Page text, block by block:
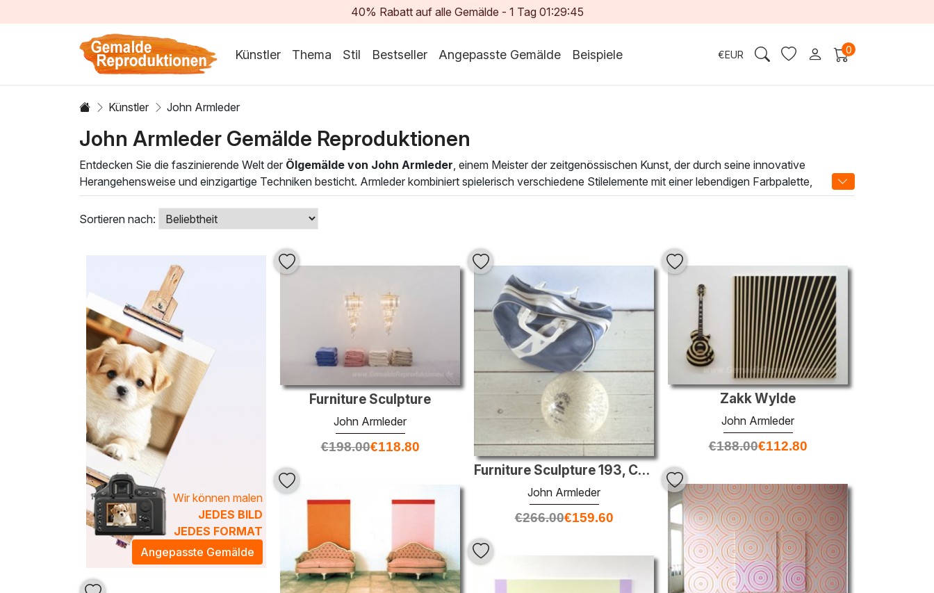
40% Rabatt auf alle Gemälde - 1 Tag 01:29:44
Künstler Thema Stil Bestseller Angepasste Gemälde Beispiele €EUR 0
Künstler John Armleder
John Armleder Gemälde Reproduktionen
Entdecken Sie die faszinierende Welt der Ölgemälde von John Armleder, einem Meister der zeitgenössischen Kunst, der durch seine innovative
Herangehensweise und einzigartige Techniken besticht. Armleder kombiniert spielerisch verschiedene Stilelemente mit einer lebendigen Farbpalette,
wodurch seine Werke lebendige und ausdrucksstarke Atmosphären schaffen. Jedes seiner Gemälde erzählt eine eigene Geschichte, die den Betrachter in
den Bann zieht und zum Nachdenken anregt.
Ölgemälde von John Armledereignen sich perfekt, um Ihre Wohnräume zu bereichern und eine künstlerische Note zu verleihen. Sie bringen nicht nur
einen Hauch von Modernität in Ihr Zuhause, sondern regen auch zu Dialogen über Kunst und Kreativität an. Lassen Sie sich von der Vielfalt und dem
dynamischen Charakter seiner Arbeiten inspirieren und verleihen Sie Ihrem Raum mit einem dieser einzigartigen Kunstwerke eine unverwechselbare
Sortieren nach:
Wir können malen
JEDES BILD
JEDES FORMAT
Angepasste Gemälde
Furniture Sculpture
John Armleder
€198.00€118.80
Furniture Sculpture 193, Caprice
John Armleder
€266.00€159.60
Zakk Wylde
John Armleder
€188.00€112.80